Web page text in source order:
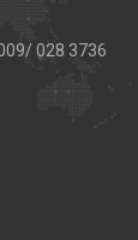
028 3736